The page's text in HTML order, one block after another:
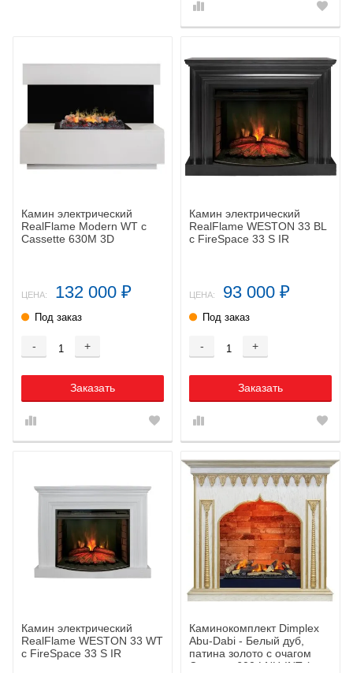
Камин электрический
RealFlame Modern WT с
Cassette 630M 3D
ЦЕНА: 132 000 ₽
Под заказ
- +
Заказать
Камин электрический
RealFlame WESTON 33 BL
c FireSpace 33 S IR
ЦЕНА: 93 000 ₽
Под заказ
- +
Заказать
Камин электрический
RealFlame WESTON 33 WT
c FireSpace 33 S IR
Каминокомплект Dimplex
Abu-Dabi - Белый дуб,
патина золото с очагом
Cassette 600 LNH-INT (с